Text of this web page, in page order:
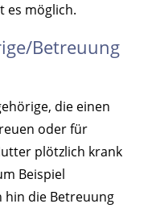
es möglich.
Betreuung
die einen
oder für
plötzlich krank
Beispiel
hin die Betreuung